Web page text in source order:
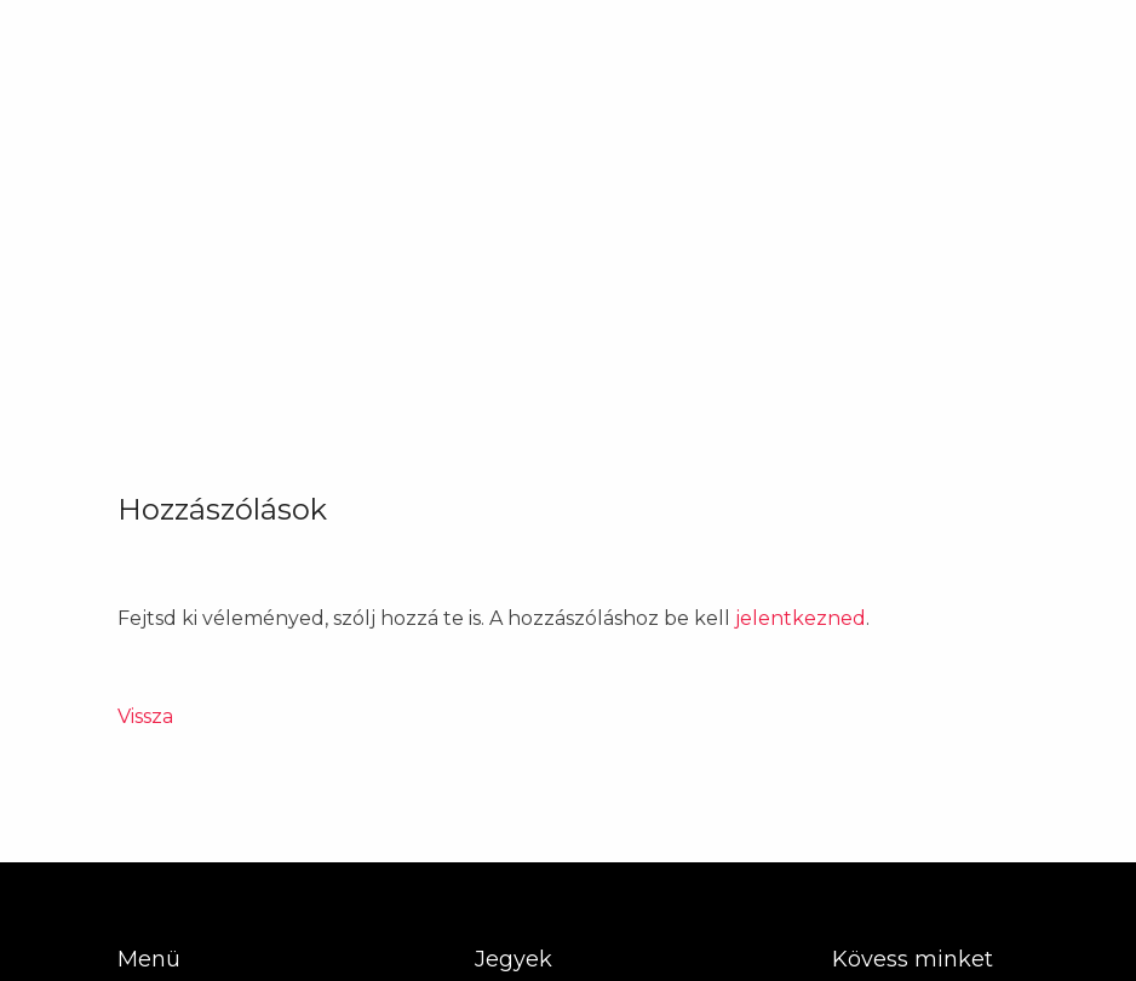
Hozzászólások
Fejtsd ki véleményed, szólj hozzá te is. A hozzászóláshoz be kell jelentkezned .
Vissza
Menü Jegyek Kövess minket